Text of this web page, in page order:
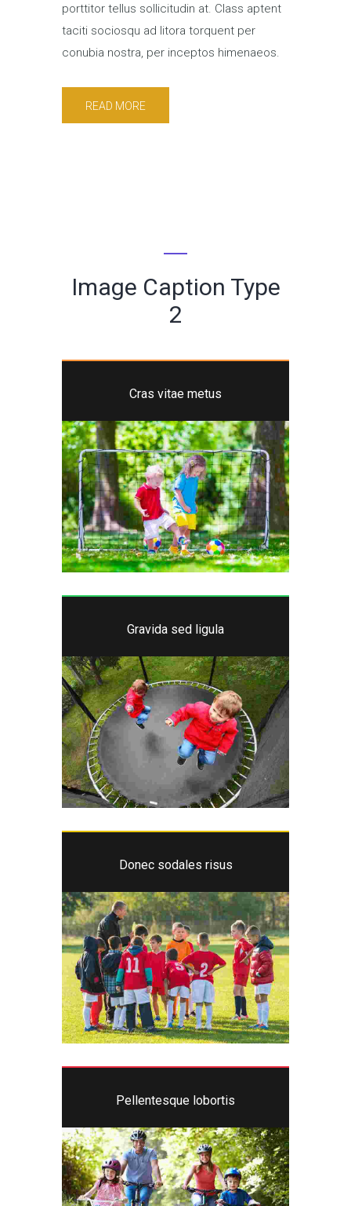
porttitor tellus sollicitudin at. Class aptent
taciti sociosqu ad litora torquent per
conubia nostra, per inceptos himenaeos.
READ MORE
Image Caption Type
2
Cras vitae metus
Gravida sed ligula
Donec sodales risus
Pellentesque lobortis